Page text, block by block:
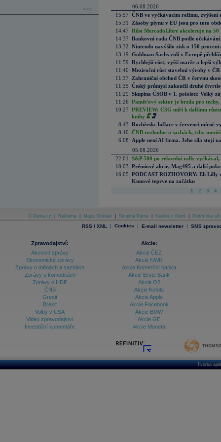
více...
06.08.2026
15:57 ČNB ve vyčkávacím režimu, zvýšení
15:31
Zásoby plynu v EU jsou pro toto
14:47 Růst MercadoLibre akceleruje na
14:37 Bankovní rada ČNB podle
13:32 Nintendo navýšilo zisk o 150
13:19 Goldman Sachs vidí v Evropě
11:59 Rychlejší růst, vyšší marže a lepší
11:40 Meziroční růst stavební výroby v
11:37
Zahraniční obchod ČR v červnu
11:35 Český průmysl zakončil druhé
11:29 Skupina ČSOB v 1. pololetí: Velký
11:26 Paměťový sektor je brzda pro techy,
10:27 PREVIEW: CSG míří k dalšímu
knihy
8:43 Rozbřesk: Inflace v červenci mírně
8:40 ČNB rozhodne o sazbách, trhy
6:08
Apple není AI firma. Jeho síla stojí
05.08.2026
22:01
S&P 500 po rekordní rally vyčkával,
18:03 Prémiové akcie, Mag495 a další
16:05 PODCAST ROZHOVORY: Eli Lilly
Kunové teprve na začátku
1 2 3 4
O Patria.cz Reklama Mapa Stránek Skupina Patria Kariéra v Patrii Podmínky
RSS / XML | Cookies | E-mail newsletter | SMS
Zpravodajství:
Akciové zprávy
Ekonomické zprávy
Zprávy o měnách a sazbách
Zprávy o komoditách
Zprávy o HDP
ČNB
Grexit
Brexit
Volby v USA
Video zpravodajství
Investiční komentáře
Akcie:
Akcie ČEZ
Akcie NWR
Akcie Komerční banka
Akcie Erste Bank
Akcie O2
Akcie Kofola
Akcie Apple
Akcie Facebook
Akcie BMW
Akcie GE
Akcie Moneta
Tvorba